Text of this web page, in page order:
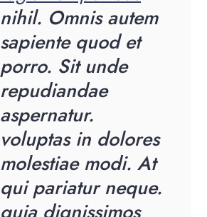
nihil. Omnis autem
sapiente quod et
porro. Sit unde
repudiandae
aspernatur.
voluptas in dolores
molestiae modi. At
qui pariatur neque.